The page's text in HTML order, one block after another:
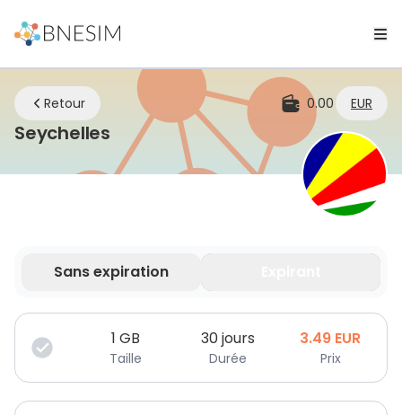
Retour 0.00 EUR
Seychelles eSIM | Restez connecté où que
Sans expiration
Vos données sont valides pendant une durée limitée.
1 GB
Taille
30 jours
Durée
3.49 EUR
Prix